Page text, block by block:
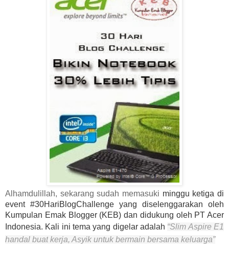
Alhamdulillah, sekarang sudah memasuki minggu ketiga di
event #30HariBlogChallenge yang diselenggarakan oleh
Kumpulan Emak Blogger (KEB) dan didukung oleh PT Acer
Indonesia. Kali ini tema yang digelar adalah “Slim Aspire E1
handal buat kerja, Asyik untuk bermain bersama keluarga”